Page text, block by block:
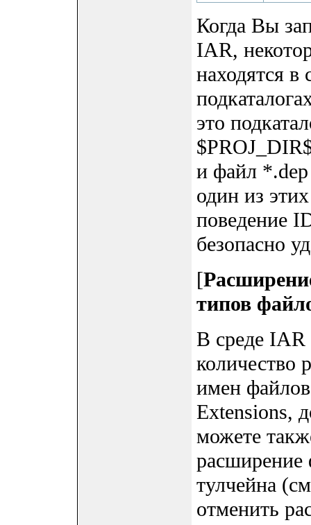
Когда Вы
IAR,
находятся
это
и файл
один из
поведение
безопасно
[
типов
В среде
количество
имен
Extensions,
можете
расширение
тулчейна
отменить